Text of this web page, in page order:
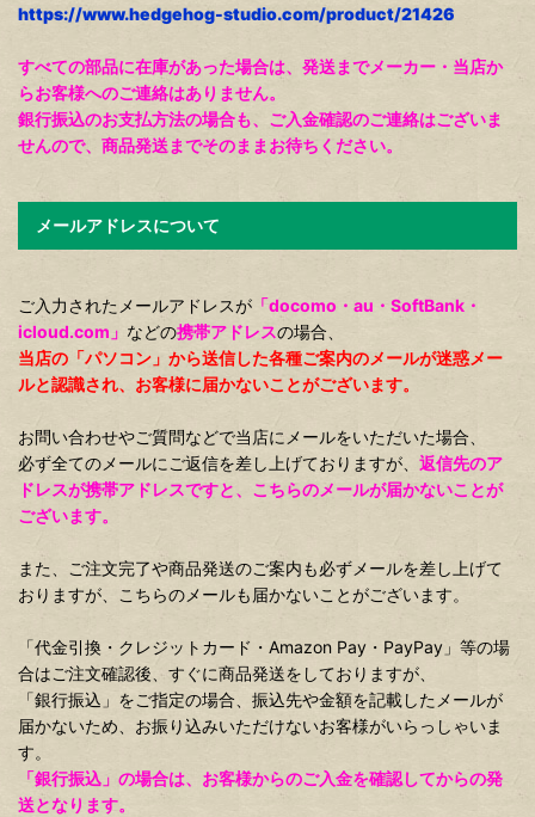
https://www.hedgehog-studio.com/product/21426
すべての部品に在庫があった場合は、発送までメーカー・当店か
らお客様へのご連絡はありません。
銀行振込のお支払方法の場合も、ご入金確認のご連絡はございま
せんので、商品発送までそのままお待ちください。
メールアドレスについて
ご入力されたメールアドレスが 「docomo・au・SoftBank・
icloud.com」 などの携帯アドレスの場合、
当店の「パソコン」から送信した各種ご案内のメールが迷惑メー
ルと認識され、お客様に届かないことがございます。
お問い合わせやご質問などで当店にメールをいただいた場合、
必ず全てのメールにご返信を差し上げておりますが、 返信先のア
ドレスが携帯アドレスですと、こちらのメールが届かないことが
ございます。
また、ご注文完了や商品発送のご案内も必ずメールを差し上げて
おりますが、こちらのメールも届かないことがございます。
「代金引換・クレジットカード・Amazon Pay・PayPay」等の場
合はご注文確認後、すぐに商品発送をしておりますが、
「銀行振込」をご指定の場合、振込先や金額を記載したメールが
届かないため、お振り込みいただけないお客様がいらっしゃいま
す。
「銀行振込」の場合は、お客様からのご入金を確認してからの発
送となります。